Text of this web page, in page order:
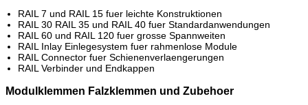
RAIL 7 und RAIL 15 fuer leichte Konstruktionen
RAIL 30 RAIL 35 und RAIL 40 fuer Standardanwendungen
RAIL 60 und RAIL 120 fuer grosse Spannweiten
RAIL Inlay Einlegesystem fuer rahmenlose Module
RAIL Connector fuer Schienenverlaengerungen
RAIL Verbinder und Endkappen
Modulklemmen Falzklemmen und Zubehoer